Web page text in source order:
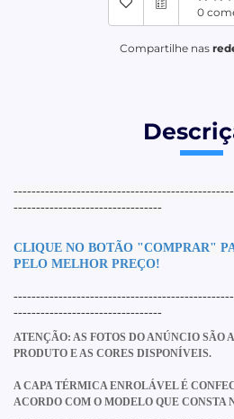
0
Compartilhe nas
---------------------------------
CLIQUE NO BOTÃO "COMPRAR"
PELO MELHOR PREÇO!
---------------------------------
ATENÇÃO: AS FOTOS DO ANÚNCIO SÃO
PRODUTO E AS CORES DISPONÍVEIS.
A CAPA TÉRMICA ENROLÁVEL É
ACORDO COM O MODELO QUE CONSTA